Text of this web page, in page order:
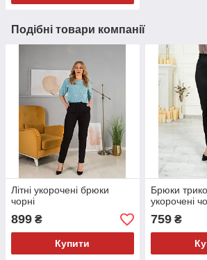
Подібні товари компанії
Літні укорочені брюки
чорні
899 ₴
Купити
Брюки
укорочені
759₴